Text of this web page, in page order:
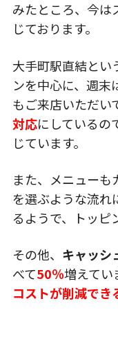
みたところ、今は
じております。
大手町駅直結とい
ンを中心に、週末
もご来店いただい
対応にしているの
じています。
また、メニューも
を選ぶような流れ
るようで、トッピ
その他、 キャッシ
べて50％増えてい
コストが削減でき